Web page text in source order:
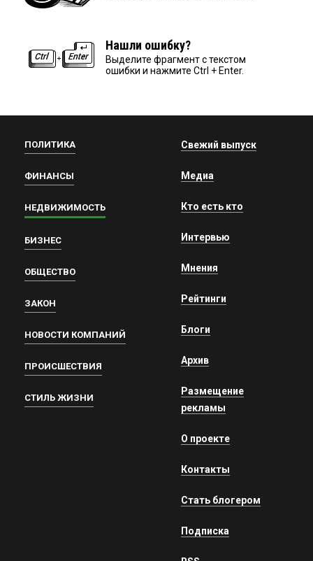
Нашли ошибку?
Выделите фрагмент с текстом
ошибки и нажмите Ctrl + Enter.
ПОЛИТИКА
ФИНАНСЫ
НЕДВИЖИМОСТЬ
БИЗНЕС
ОБЩЕСТВО
ЗАКОН
НОВОСТИ КОМПАНИЙ
ПРОИСШЕСТВИЯ
СТИЛЬ ЖИЗНИ
Свежий выпуск
Медиа
Кто есть кто
Интервью
Мнения
Рейтинги
Блоги
Архив
Размещение
рекламы
О проекте
Контакты
Стать блогером
Подписка